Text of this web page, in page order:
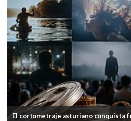
El cortometraje asturiano conquista